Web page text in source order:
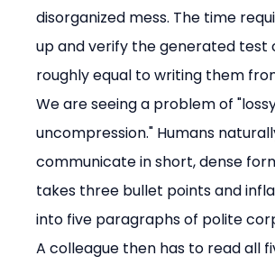
disorganized mess. The time
up and verify the generated test
roughly equal to writing them
We are seeing a problem of
uncompression." Humans
communicate in short, dense
takes three bullet points and
into five paragraphs of polite
A colleague then has to read all